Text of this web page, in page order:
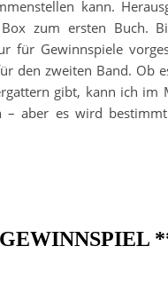
kann.
zum ersten Buch.
für Gewinnspiele
den zweiten Band. Ob
gibt, kann ich im
– aber es wird